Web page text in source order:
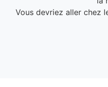
Vous devriez aller chez